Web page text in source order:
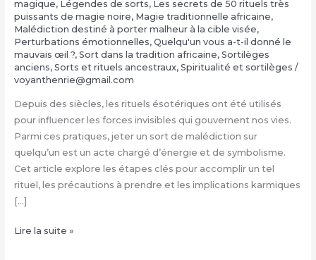
magique, Légendes de sorts, Les secrets de 50 rituels très
puissants de magie noire, Magie traditionnelle africaine,
Malédiction destiné à porter malheur à la cible visée,
Perturbations émotionnelles, Quelqu'un vous a-t-il donné le
mauvais œil ?, Sort dans la tradition africaine, Sortilèges
anciens, Sorts et rituels ancestraux, Spiritualité et sortilèges /
voyanthenrie@gmail.com
Depuis des siècles, les rituels ésotériques ont été utilisés
pour influencer les forces invisibles qui gouvernent nos vies.
Parmi ces pratiques, jeter un sort de malédiction sur
quelqu’un est un acte chargé d’énergie et de symbolisme.
Cet article explore les étapes clés pour accomplir un tel
rituel, les précautions à prendre et les implications karmiques
[…]
Jeter
Lire la suite »